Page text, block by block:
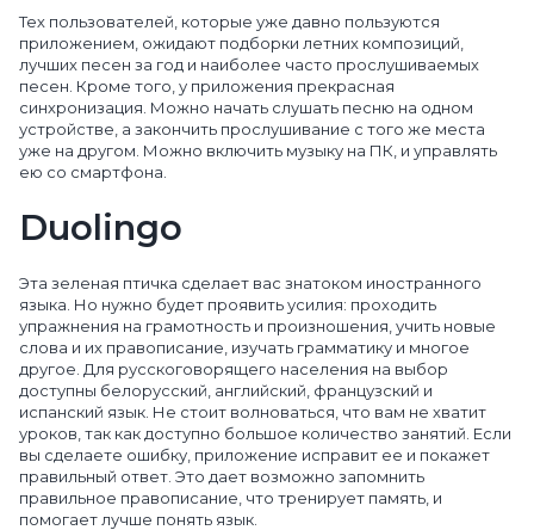
Тех пользователей, которые уже давно пользуются
приложением, ожидают подборки летних композиций,
лучших песен за год и наиболее часто прослушиваемых
песен. Кроме того, у приложения прекрасная
синхронизация. Можно начать слушать песню на одном
устройстве, а закончить прослушивание с того же места
уже на другом. Можно включить музыку на ПК, и управлять
ею со смартфона.
Duolingo
Эта зеленая птичка сделает вас знатоком иностранного
языка. Но нужно будет проявить усилия: проходить
упражнения на грамотность и произношения, учить новые
слова и их правописание, изучать грамматику и многое
другое. Для русскоговорящего населения на выбор
доступны белорусский, английский, французский и
испанский язык. Не стоит волноваться, что вам не хватит
уроков, так как доступно большое количество занятий. Если
вы сделаете ошибку, приложение исправит ее и покажет
правильный ответ. Это дает возможно запомнить
правильное правописание, что тренирует память, и
помогает лучше понять язык.